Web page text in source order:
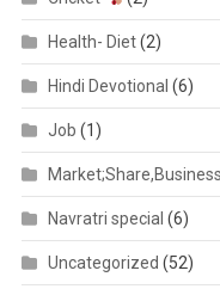
Health- Diet(2)
Hindi Devotional (6)
Job (1)
Navratri special (6)
Uncategorized (52)